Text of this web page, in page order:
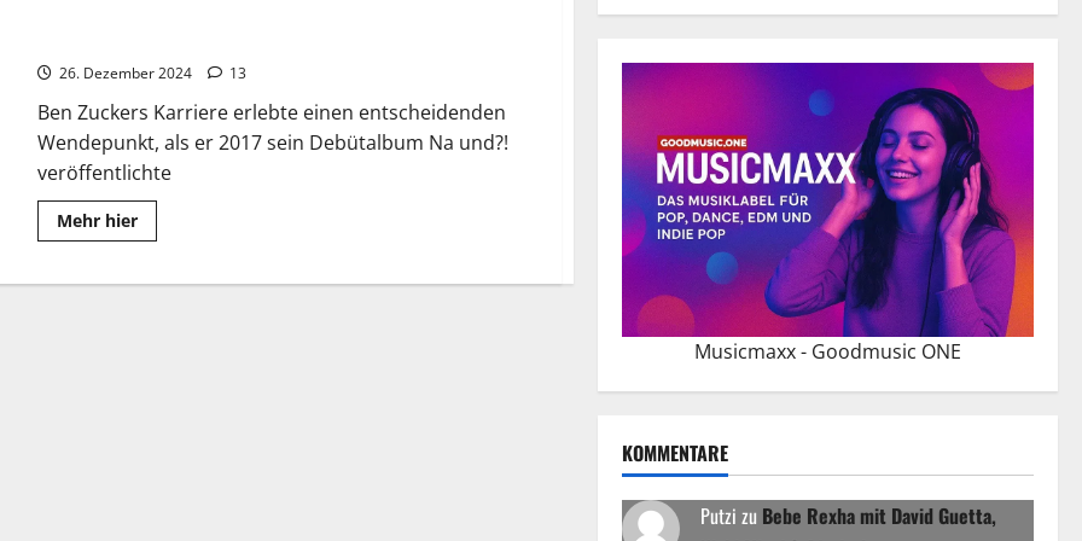
26. Dezember 2024 13
Ben Zuckers Karriere erlebte einen entscheidenden
Wendepunkt, als er 2017 sein Debütalbum Na und?!
veröffentlichte
Mehr hierRead
more
Zucker:
Musicmaxx - Goodmusic ONE
KOMMENTARE
Putzi zu Bebe Rexha mit David Guetta,